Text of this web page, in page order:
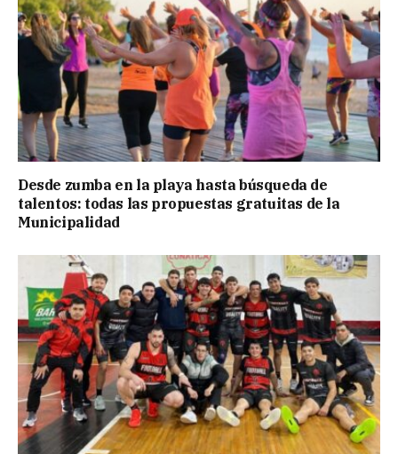
Desde zumba en la playa hasta búsqueda de
talentos: todas las propuestas gratuitas de la
Municipalidad